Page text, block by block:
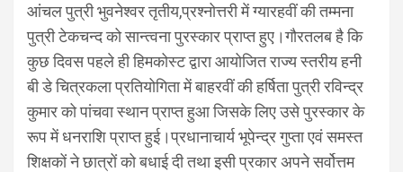
आंचल पुत्री भुवनेश्वर तृतीय,प्रश्नोत्तरी में ग्यारहवीं की तम्मना
पुत्री टेकचन्द को सान्त्वना पुरस्कार प्राप्त हुए।गौरतलब है कि
कुछ दिवस पहले ही हिमकोस्ट द्वारा आयोजित राज्य स्तरीय हनी
बी डे चित्रकला प्रतियोगिता में बाहरवीं की हर्षिता पुत्री रविन्द्र
कुमार को पांचवा स्थान प्राप्त हुआ जिसके लिए उसे पुरस्कार के
रूप में धनराशि प्राप्त हुई।प्रधानाचार्य भूपेन्द्र गुप्ता एवं समस्त
शिक्षकों ने छात्रों को बधाई दी तथा इसी प्रकार अपने सर्वोत्तम